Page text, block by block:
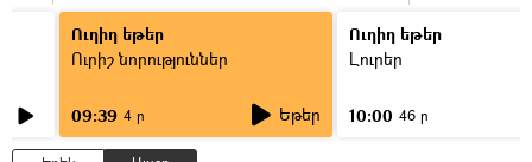
Ուղիղ եթեր
Ուրիշ նորություններ
09:39 4 ր Եթեր
Ուղիղ եթեր
Լուրեր
10:00 46 ր